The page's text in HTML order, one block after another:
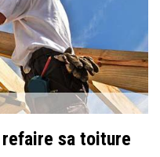
sa toiture